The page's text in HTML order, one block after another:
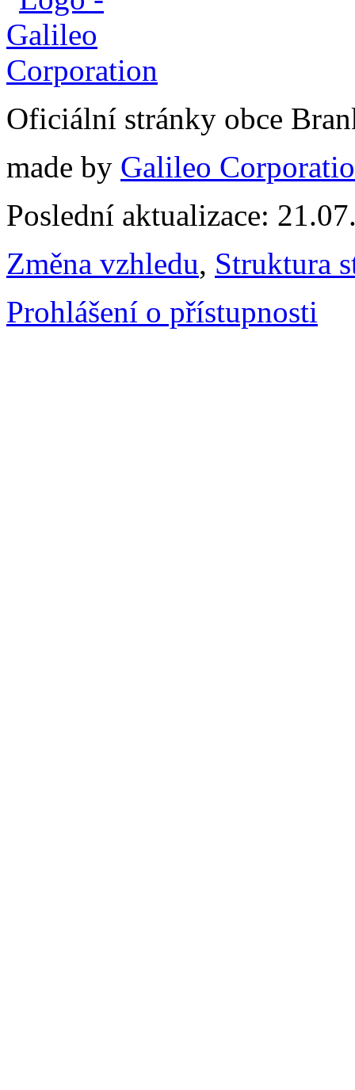
Oficiální stránky obce
made by Galileo
Poslední aktualizace:
Změna vzhledu, Struktura
Prohlášení o přístupnosti